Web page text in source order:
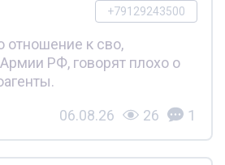
+79129243500
отношение к сво,
РФ, говорят плохо о
06.08.26 26 1